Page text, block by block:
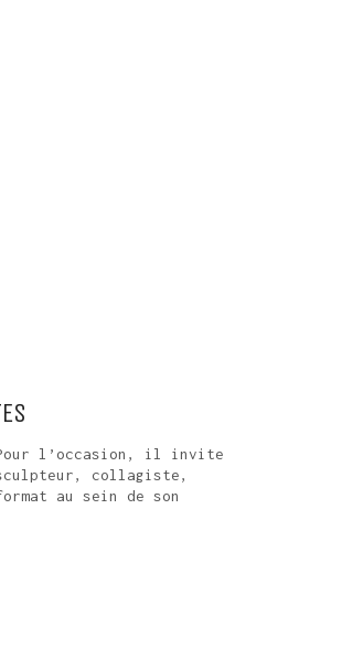
l’occasion, il invite
collagiste,
au sein de son